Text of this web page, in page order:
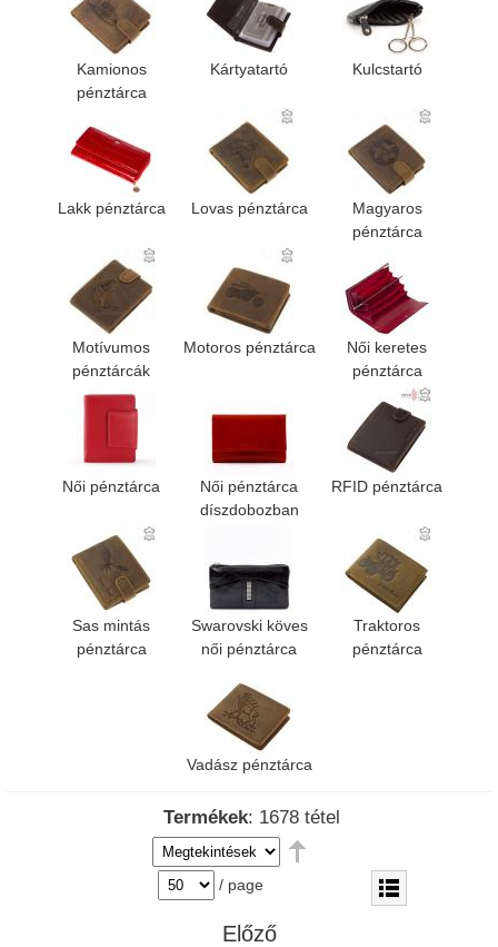
Kamionos
pénztárca
Kártyatartó Kulcstartó
Lakk pénztárca Lovas pénztárca
Magyaros
pénztárca
Motívumos
pénztárcák
Motoros pénztárca
Női keretes
pénztárca
Női pénztárca
Női pénztárca
díszdobozban
RFID pénztárca
Sas mintás
pénztárca
Swarovski köves
női pénztárca
Traktoros
pénztárca
Vadász pénztárca
Termékek: 1678 tétel
/ page
Előző